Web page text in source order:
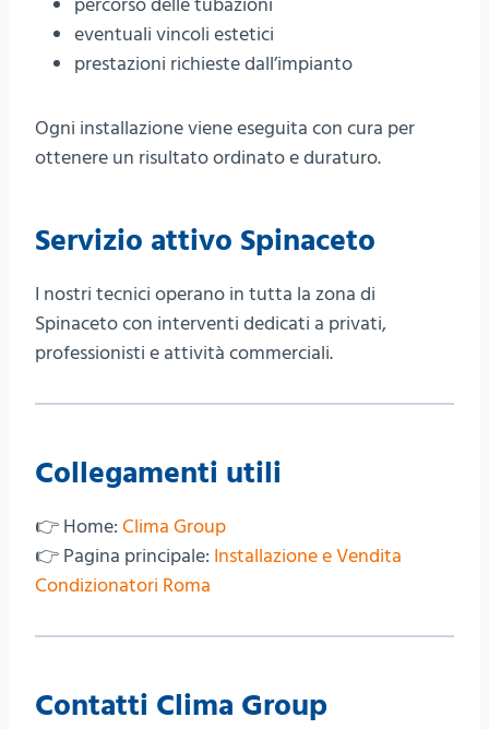
eventuali vincoli estetici
prestazioni richieste dall’impianto
Ogni installazione viene eseguita con cura per
ottenere un risultato ordinato e duraturo.
Servizio attivo Spinaceto
I nostri tecnici operano in tutta la zona di
Spinaceto con interventi dedicati a privati,
professionisti e attività commerciali.
Collegamenti utili
👉 Home: Clima Group
👉 Pagina principale: Installazione e Vendita
Condizionatori Roma
Contatti Clima Group